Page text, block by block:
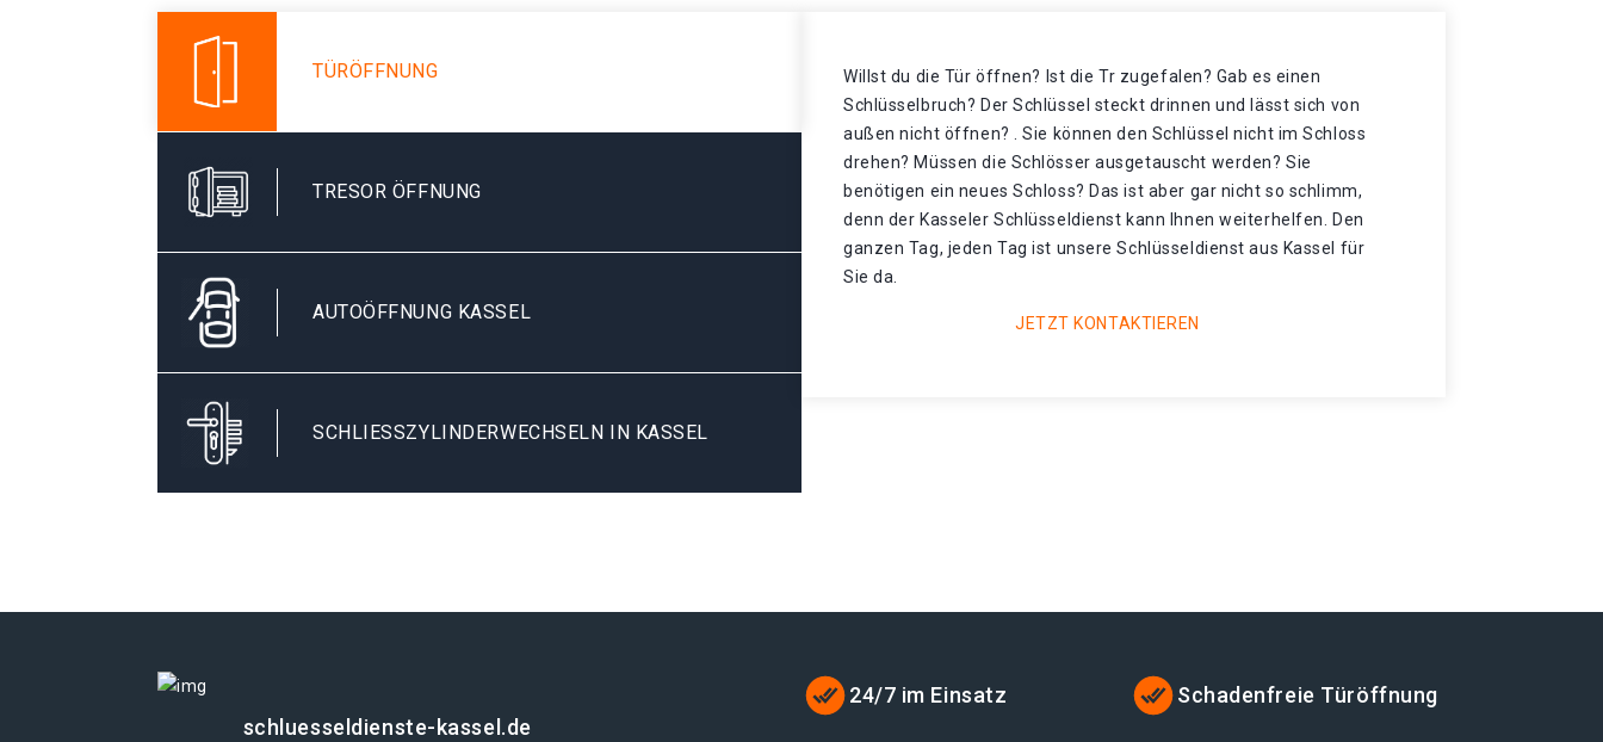
TÜRÖFFNUNG
TRESOR ÖFFNUNG
AUTOÖFFNUNG KASSEL
SCHLIESSZYLINDERWECHSELN IN KASSEL
Willst du die Tür öffnen? Ist die Tr zugefalen? Gab es einen
Schlüsselbruch? Der Schlüssel steckt drinnen und lässt sich von
außen nicht öffnen? . Sie können den Schlüssel nicht im Schloss
drehen? Müssen die Schlösser ausgetauscht werden? Sie
benötigen ein neues Schloss? Das ist aber gar nicht so schlimm,
denn der Kasseler Schlüsseldienst kann Ihnen weiterhelfen. Den
ganzen Tag, jeden Tag ist unsere Schlüsseldienst aus Kassel für
Sie da.
JETZT KONTAKTIEREN
schluesseldienste-kassel.de
24/7 im Einsatz Schadenfreie Türöffnung